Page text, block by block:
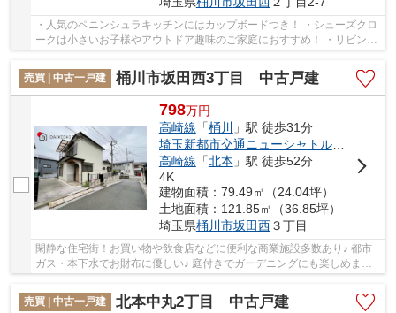
・人気のペニンシュラキッチンにはカップボードつき！ ・シューズクロ
ークは小さいお子様やアウトドア趣味のご家庭におすすめ！ ・リビング
売買 | 中古一戸建
桶川市坂田西3丁目 中古戸建
798万円
高崎線 「桶川
」駅 徒歩31分
埼玉新都市交通ニューシャトル
「
高崎線 「北本 」駅 徒歩52分
4K
建物面積：79.49㎡（24.04坪）
土地面積：121.85㎡（36.85坪）
埼玉県桶川市坂田西３丁目
閑静な住宅街！お買い物や飲食店などに便利な商業施設多数あり♪ 都市
ガス・本下水でお財布に優しい♪ 庭付きでガーデニングにも楽しめます♪
売買 | 中古一戸建
北本中丸2丁目 中古戸建